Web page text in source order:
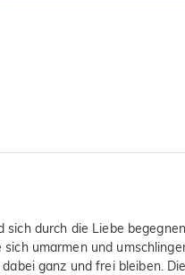
durch die Liebe
umarmen und
ganz und frei bleiben.